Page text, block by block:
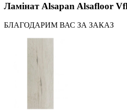
Ламінат Alsapan Alsafloor
БЛАГОДАРИМ ВАС ЗА ЗАКАЗ